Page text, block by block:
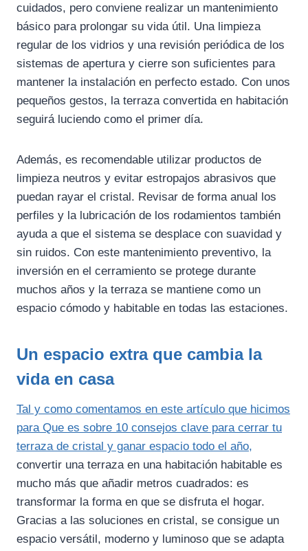
cuidados, pero conviene realizar un mantenimiento
básico para prolongar su vida útil. Una limpieza
regular de los vidrios y una revisión periódica de los
sistemas de apertura y cierre son suficientes para
mantener la instalación en perfecto estado. Con unos
pequeños gestos, la terraza convertida en habitación
seguirá luciendo como el primer día.
Además, es recomendable utilizar productos de
limpieza neutros y evitar estropajos abrasivos que
puedan rayar el cristal. Revisar de forma anual los
perfiles y la lubricación de los rodamientos también
ayuda a que el sistema se desplace con suavidad y
sin ruidos. Con este mantenimiento preventivo, la
inversión en el cerramiento se protege durante
muchos años y la terraza se mantiene como un
espacio cómodo y habitable en todas las estaciones.
Un espacio extra que cambia la
vida en casa
Tal y como comentamos en este artículo que hicimos
para Que es sobre 10 consejos clave para cerrar tu
terraza de cristal y ganar espacio todo el año,
convertir una terraza en una habitación habitable es
mucho más que añadir metros cuadrados: es
transformar la forma en que se disfruta el hogar.
Gracias a las soluciones en cristal, se consigue un
espacio versátil, moderno y luminoso que se adapta